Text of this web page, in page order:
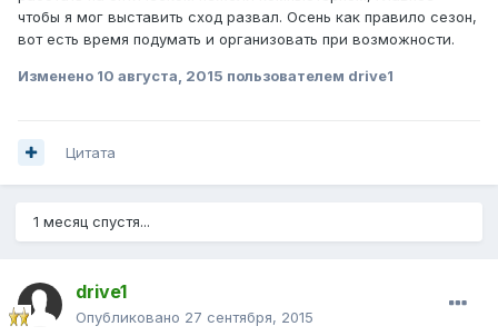
чтобы я мог выставить сход развал. Осень как правило сезон,
вот есть время подумать и организовать при возможности.
Изменено 10 августа, 2015 пользователем drive1
Цитата
1 месяц спустя...
drive1
Опубликовано 27 сентября, 2015